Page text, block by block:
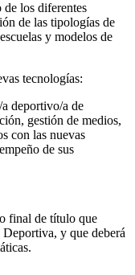
los diferentes
de las tipologías de
y modelos de
tecnologías:
deportivo/a de
gestión de medios,
con las nuevas
de sus
final de título que
y que deberá